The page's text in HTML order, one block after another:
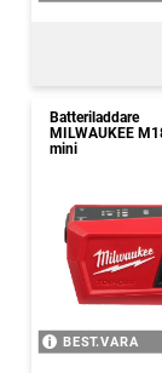
Batteriladdare
MILWAUKEE
mini
BEST.VARA